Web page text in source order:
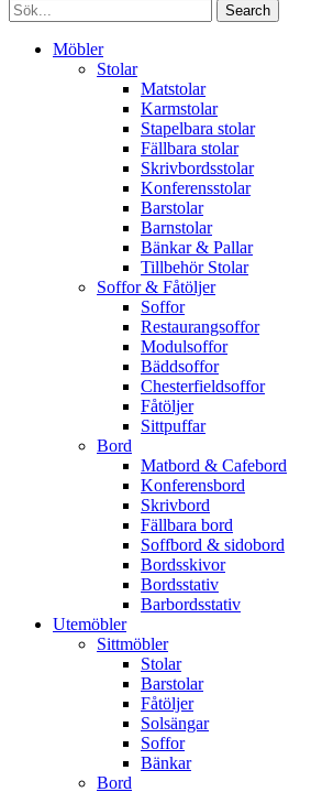
Search
Möbler
Stolar
Matstolar
Karmstolar
Stapelbara stolar
Fällbara stolar
Skrivbordsstolar
Konferensstolar
Barstolar
Barnstolar
Bänkar & Pallar
Tillbehör Stolar
Soffor & Fåtöljer
Soffor
Restaurangsoffor
Modulsoffor
Bäddsoffor
Chesterfieldsoffor
Fåtöljer
Sittpuffar
Bord
Matbord & Cafebord
Konferensbord
Skrivbord
Fällbara bord
Soffbord & sidobord
Bordsskivor
Bordsstativ
Barbordsstativ
Utemöbler
Sittmöbler
Stolar
Barstolar
Fåtöljer
Solsängar
Soffor
Bänkar
Bord